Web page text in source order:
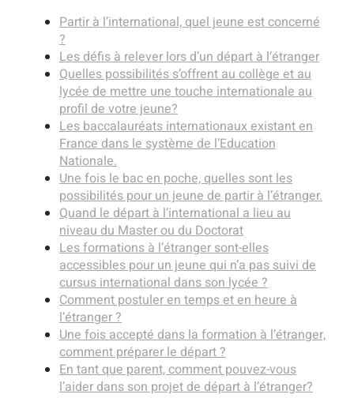
Partir à l’international, quel jeune est concerné
?
Les défis à relever lors d’un départ à l’étranger
Quelles possibilités s’offrent au collège et au
lycée de mettre une touche internationale au
profil de votre jeune?
Les baccalauréats internationaux existant en
France dans le système de l’Education
Nationale.
Une fois le bac en poche, quelles sont les
possibilités pour un jeune de partir à l’étranger.
Quand le départ à l’international a lieu au
niveau du Master ou du Doctorat
Les formations à l’étranger sont-elles
accessibles pour un jeune qui n’a pas suivi de
cursus international dans son lycée ?
Comment postuler en temps et en heure à
l’étranger ?
Une fois accepté dans la formation à l’étranger,
comment préparer le départ ?
En tant que parent, comment pouvez-vous
l’aider dans son projet de départ à l’étranger?